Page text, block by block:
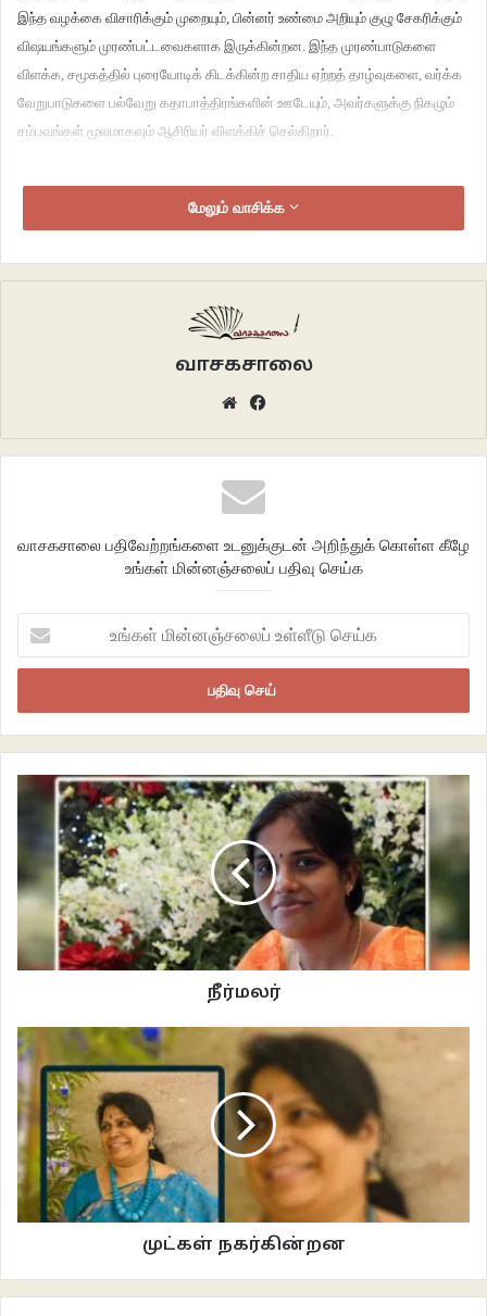
இந்த வழக்கை விசாரிக்கும் முறையும், பின்னர் உண்மை அறியும் குழு சேகரிக்கும்
விஷயங்களும் முரண்பட்டவைகளாக இருக்கின்றன. இந்த முரண்பாடுகளை
விளக்க, சமூகத்தில் புரையோடிக் கிடக்கின்ற சாதிய ஏற்றத் தாழ்வுகளை, வர்க்க
வேறுபாடுகளை பல்வேறு கதாபாத்திரங்களின் ஊடேயும், அவர்களுக்கு நிகழும்
சம்பவங்கள் மூலமாகவும் ஆசிரியர் விளக்கிச் செல்கிறார்.
விவசாயம் நலிந்து போனதால், வயிற்றுப்பாட்டிற்கு ஆலைகளில் வேலைக்குச்
செல்லும் எளிய மக்கள், பணியிடத்தில் எப்படியெல்லாம் சுரண்டப்படுகிறார்கள்;
வாயிலாக காண்பிப்பதுடன், அதற்குத் துணைநிற்கும் அரசாங்கம் மற்றும் ஆதிக்க
கொலை செய்யப்பட்ட தலித் இளைஞன் பாஸ்கர் குறித்து மாத்திரமல்ல,
ஒட்டுமொத்த தலித் சமூகத்தினரையும் இச்சமூகம் எப்படி தவறாகப் பார்க்கிறது
என்பதை இந்நாவல் சுட்டுகிறது. உண்மையில் வன்கொடுமை தடுப்புச் சட்டம் எப்படி
பாதிக்கப்பட்ட தலித் மக்களுக்கே எதிராக திரும்புகிறது என்பதை அறியும்போது
மனம் கனக்கிறது.
உண்மையில், பாஸ்கர் ஒரு என். ஜி. ஓ-வின் உதவியுடன் ஆலைகளில் அவதிப்படும்
பெண்களை மீட்டெடுக்கும் பணியில் ஈடுபடுகிறான். பாஸ்கரின் அரசியல் புரிதல்
தெளிவாக முன்வைக்கப்படுகிறது. தாழ்த்தப்பட்ட மக்களின் நலனுக்காக
தன்னளவில் துண்டுதுண்டான உதவிகள் செய்து வருகிறான். ஒரு அமைப்பாக
அவனால் அச்சமூகத்தினரை ஒன்றிணைக்க முடியவில்லை. பாஸ்கர் ஆதிக்க
மேலும் வாசிக்க
வாசகசாலை
Website
வாசகசாலை பதிவேற்றங்களை உடனுக்குடன் அறிந்துக் கொள்ள கீழே
உங்கள் மின்னஞ்சலைப் பதிவு செய்க
மின்னஞ்சலைப்
உள்ளீடு
நீர்மலர்
முட்கள் நகர்கின்றன